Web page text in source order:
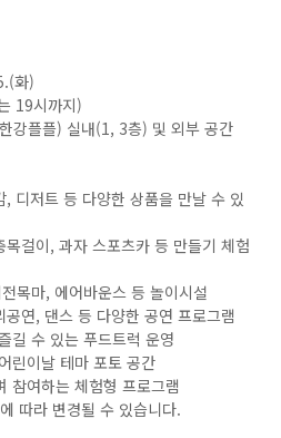
화)
19시까지)
강플플) 실내(1, 3층) 및 외부 공간
디저트 등 다양한 상품을 만날 수 있
걸이, 과자 스포츠카 등 만들기 체험
목마, 에어바운스 등 놀이시설
연, 댄스 등 다양한 공연 프로그램
길 수 있는 푸드트럭 운영
린이날 테마 포토 공간
참여하는 체험형 프로그램
따라 변경될 수 있습니다.